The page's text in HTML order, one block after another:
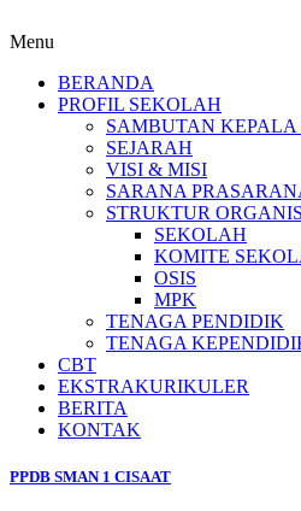
Menu
BERANDA
PROFIL SEKOLAH
SAMBUTAN KEPALA
SEJARAH
VISI & MISI
SARANA
STRUKTUR
SEKOLAH
KOMITE
OSIS
MPK
TENAGA PENDIDIK
TENAGA
CBT
EKSTRAKURIKULER
BERITA
KONTAK
PPDB SMAN 1 CISAAT